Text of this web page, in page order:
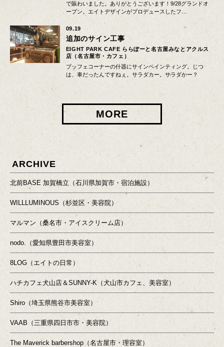
で賑わいました。ありがとうございます！9/28グランドオ
ープン。エイトデザインがプロデュースしたフ…
09.19
追加のサイン工事
EIGHT PARK CAFE ららぽーと名古屋みなとアクルス
店（名古屋市・カフェ）
ブッフェコーナーの什器にサインペインティング。じつ
は、車だったんですねぇ。サラダカー。サラダかー？
MORE
ARCHIVE
北前BASE 加賀橋立（石川県加賀市・宿泊施設）
WILLLUMINOUS（杉並区・美容院）
マルマン（桑名市・アイスクリーム店）
nodo.（愛知県豊田市美容室）
8LOG（エイトの日常）
ハチカフェ犬山店＆SUNNY-K（犬山市カフェ、美容室）
Shiro（埼玉県熊谷市美容室）
VAAB（三重県四日市市・美容院）
The Maverick barbershop（名古屋市・理容室）